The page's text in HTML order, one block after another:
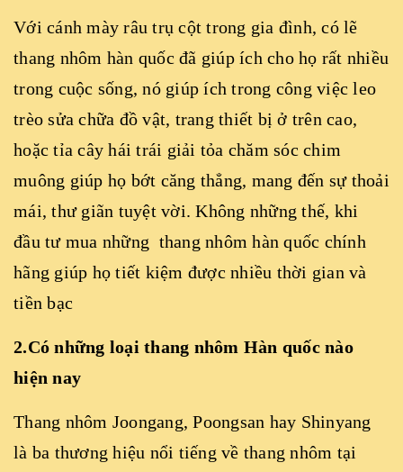
Với cánh mày râu trụ cột trong gia đình, có lẽ
thang nhôm hàn quốc đã giúp ích cho họ rất nhiều
trong cuộc sống, nó giúp ích trong công việc leo
trèo sửa chữa đồ vật, trang thiết bị ở trên cao,
hoặc tỉa cây hái trái giải tỏa chăm sóc chim
muông giúp họ bớt căng thẳng, mang đến sự thoải
mái, thư giãn tuyệt vời. Không những thế, khi
đầu tư mua những thang nhôm hàn quốc chính
hãng giúp họ tiết kiệm được nhiều thời gian và
tiền bạc
2.Có những loại thang nhôm Hàn quốc nào
hiện nay
Thang nhôm Joongang, Poongsan hay Shinyang
là ba thương hiệu nổi tiếng về thang nhôm tại